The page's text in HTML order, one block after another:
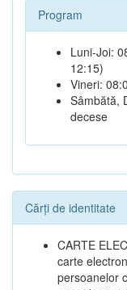
Program
Luni-Joi:
12:15)
Vineri:
Sâmbătă,
decese
Cărți de identitate
CARTE
carte
persoanelor